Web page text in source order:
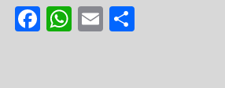
Facebook
WhatsApp
Email